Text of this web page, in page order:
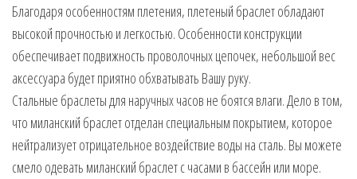
Благодаря особенностям плетения, плетеный браслет обладают
высокой прочностью и легкостью. Особенности конструкции
обеспечивает подвижность проволочных цепочек, небольшой вес
аксессуара будет приятно обхватывать Вашу руку.
Стальные браслеты для наручных часов не боятся влаги. Дело в том,
что миланский браслет отделан специальным покрытием, которое
нейтрализует отрицательное воздействие воды на сталь. Вы можете
смело одевать миланский браслет с часами в бассейн или море.